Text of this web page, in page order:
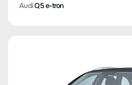
AudiQ5 e-tron